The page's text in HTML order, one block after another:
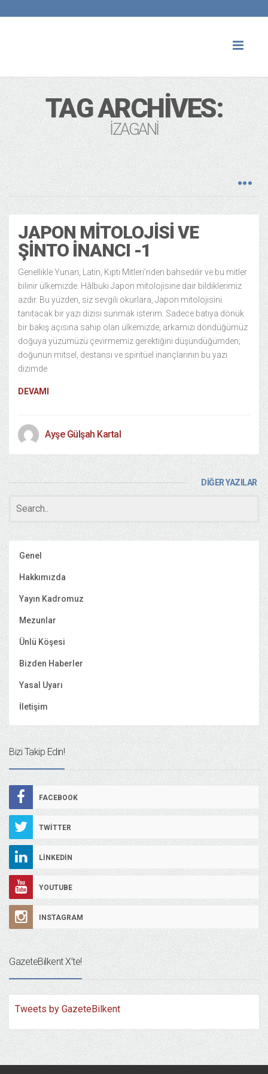
TAG ARCHIVES:
IZAGANI
JAPON MITOLOJISI VE
ŞINTO İNANCI -1
Genellikle Yunan, Latin, Kıpti Mitleri’nden bahsedilir ve bu mitler
bilinir ülkemizde. Hâlbuki Japon mitolojisine dair bildiklerimiz
azdır. Bu yüzden, siz sevgili okurlara, Japon mitolojisini
tanıtacak bir yazı dizisi sunmak isterim. Sadece batıya dönük
bir bakış açısına sahip olan ülkemizde, arkamızı döndüğümüz
doğuya yüzümüzü çevirmemiz gerektiğini düşündüğümden;
doğunun mitsel, destansı ve spiritüel inançlarının bu yazı
dizimde
DEVAMI
Ayşe Gülşah Kartal
DİĞER YAZILAR
Genel
Hakkımızda
Yayın Kadromuz
Mezunlar
Ünlü Köşesi
Bizden Haberler
Yasal Uyarı
İletişim
Bizi Takip Edin!
FACEBOOK
TWITTER
LINKEDIN
YOUTUBE
INSTAGRAM
GazeteBilkent X’te!
Tweets by GazeteBilkent